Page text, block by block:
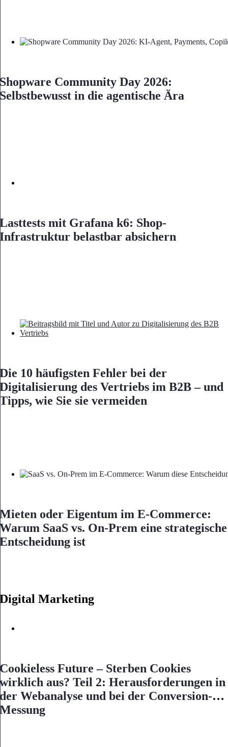
Shopware Community Day 2026:
Selbstbewusst in die agentische Ära
Lasttests mit Grafana k6: Shop-
Infrastruktur belastbar absichern
Die 10 häufigsten Fehler bei der
Digitalisierung des Vertriebs im B2B – und
Tipps, wie Sie sie vermeiden
Mieten oder Eigentum im E-Commerce:
Warum SaaS vs. On-Prem eine strategische
Entscheidung ist
Digital Marketing
Cookieless Future – Sterben Cookies
wirklich aus? Teil 2: Herausforderungen in
der Webanalyse und bei der Conversion-
Messung